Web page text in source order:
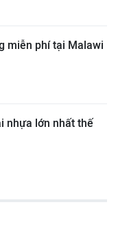
miễn phí tại Malawi
nhựa lớn nhất thế